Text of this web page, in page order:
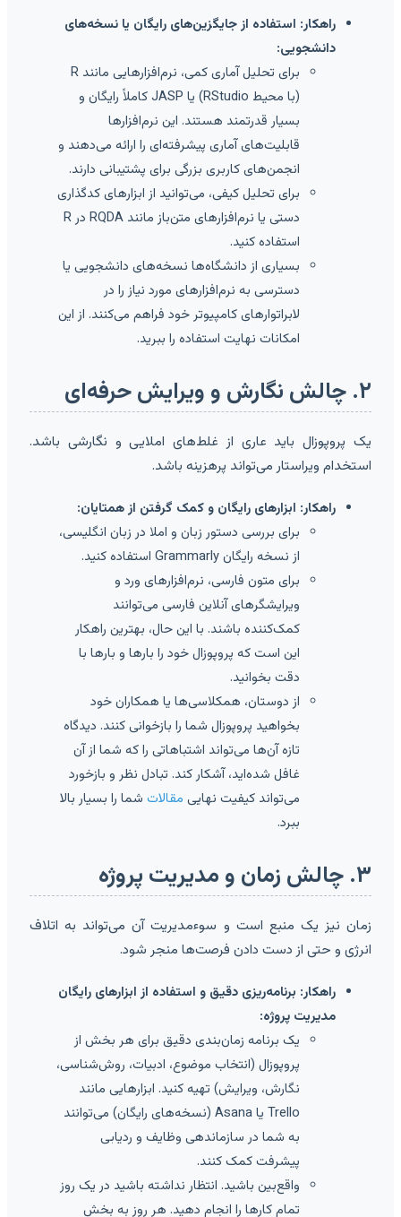
راهکار: استفاده از جایگزین‌های رایگان یا نسخه‌های
دانشجویی:
برای تحلیل آماری کمی، نرم‌افزارهایی مانند R
(با محیط RStudio) یا JASP کاملاً رایگان و
بسیار قدرتمند هستند. این نرم‌افزارها
قابلیت‌های آماری پیشرفته‌ای را ارائه می‌دهند و
انجمن‌های کاربری بزرگی برای پشتیبانی دارند.
برای تحلیل کیفی، می‌توانید از ابزارهای کدگذاری
دستی یا نرم‌افزارهای متن‌باز مانند RQDA در R
استفاده کنید.
بسیاری از دانشگاه‌ها نسخه‌های دانشجویی یا
دسترسی به نرم‌افزارهای مورد نیاز را در
لابراتوارهای کامپیوتر خود فراهم می‌کنند. از این
امکانات نهایت استفاده را ببرید.
یک پروپوزال باید عاری از غلط‌های املایی و نگارشی باشد.
استخدام ویراستار می‌تواند پرهزینه باشد.
راهکار: ابزارهای رایگان و کمک گرفتن از همتایان:
برای بررسی دستور زبان و املا در زبان انگلیسی،
از نسخه رایگان Grammarly استفاده کنید.
برای متون فارسی، نرم‌افزارهای ورد و
ویرایشگرهای آنلاین فارسی می‌توانند
کمک‌کننده باشند. با این حال، بهترین راهکار
این است که پروپوزال خود را بارها و بارها با
دقت بخوانید.
از دوستان، همکلاسی‌ها یا همکاران خود
بخواهید پروپوزال شما را بازخوانی کنند. دیدگاه
تازه آن‌ها می‌تواند اشتباهاتی را که شما از آن
غافل شده‌اید، آشکار کند. تبادل نظر و بازخورد
می‌تواند کیفیت نهاییمقالاتشما را بسیار بالا
زمان نیز یک منبع است و سوءمدیریت آن می‌تواند به اتلاف
انرژی و حتی از دست دادن فرصت‌ها منجر شود.
راهکار: برنامه‌ریزی دقیق و استفاده از ابزارهای رایگان
مدیریت پروژه:
یک برنامه زمان‌بندی دقیق برای هر بخش از
پروپوزال (انتخاب موضوع، ادبیات، روش‌شناسی،
نگارش، ویرایش) تهیه کنید. ابزارهایی مانند
Trello یا Asana (نسخه‌های رایگان) می‌توانند
به شما در سازماندهی وظایف و ردیابی
پیشرفت کمک کنند.
واقع‌بین باشید. انتظار نداشته باشید در یک روز
تمام کارها را انجام دهید. هر روز به بخش